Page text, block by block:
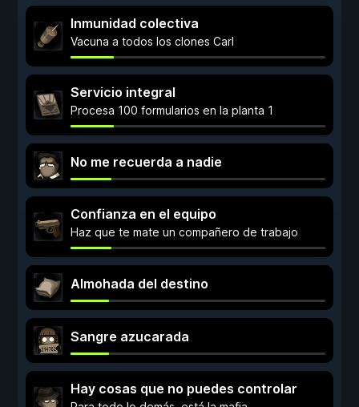
Inmunidad colectiva
Vacuna a todos los clones Carl
Servicio integral
Procesa 100 formularios en la planta 1
No me recuerda a nadie
Confianza en el equipo
Haz que te mate un compañero de trabajo
Almohada del destino
Sangre azucarada
Hay cosas que no puedes controlar